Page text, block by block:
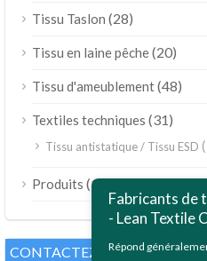
Tissu Taslon (28)
Tissu en laine pêche(20)
Tissu d'ameublement(48)
Textiles techniques (31)
Tissu antistatique / Tissu ESD
Produits (189)
CONTACTEZ-NOUS
Fabricants de
- Lean Textile
Répond
Bahasa Indonesia
Polski
Bahasa Melayu